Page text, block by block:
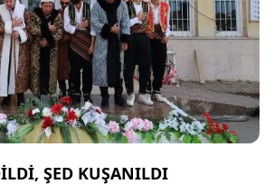
ŞED KUŞANILDI